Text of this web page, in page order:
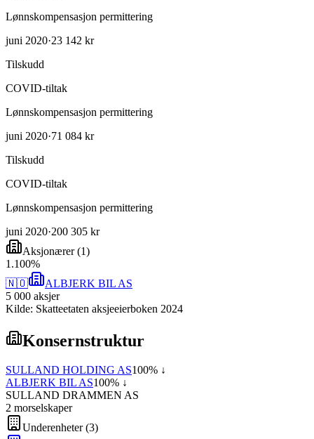
Lønnskompensasjon permittering
juni 2020·23 142 kr
Tilskudd
COVID-tiltak
Lønnskompensasjon permittering
juni 2020·71 084 kr
Tilskudd
COVID-tiltak
Lønnskompensasjon permittering
juni 2020·200 305 kr
Aksjonærer(1)
1 .100%
🇳🇴
ALBJERK BIL AS
5 000 aksjer
Kilde: Skatteetaten aksjeeierboken 2024
Konsernstruktur
SULLAND HOLDING AS100% ↓
ALBJERK BIL AS100% ↓
SULLAND DRAMMEN AS
2 morselskaper
Underenheter(3)